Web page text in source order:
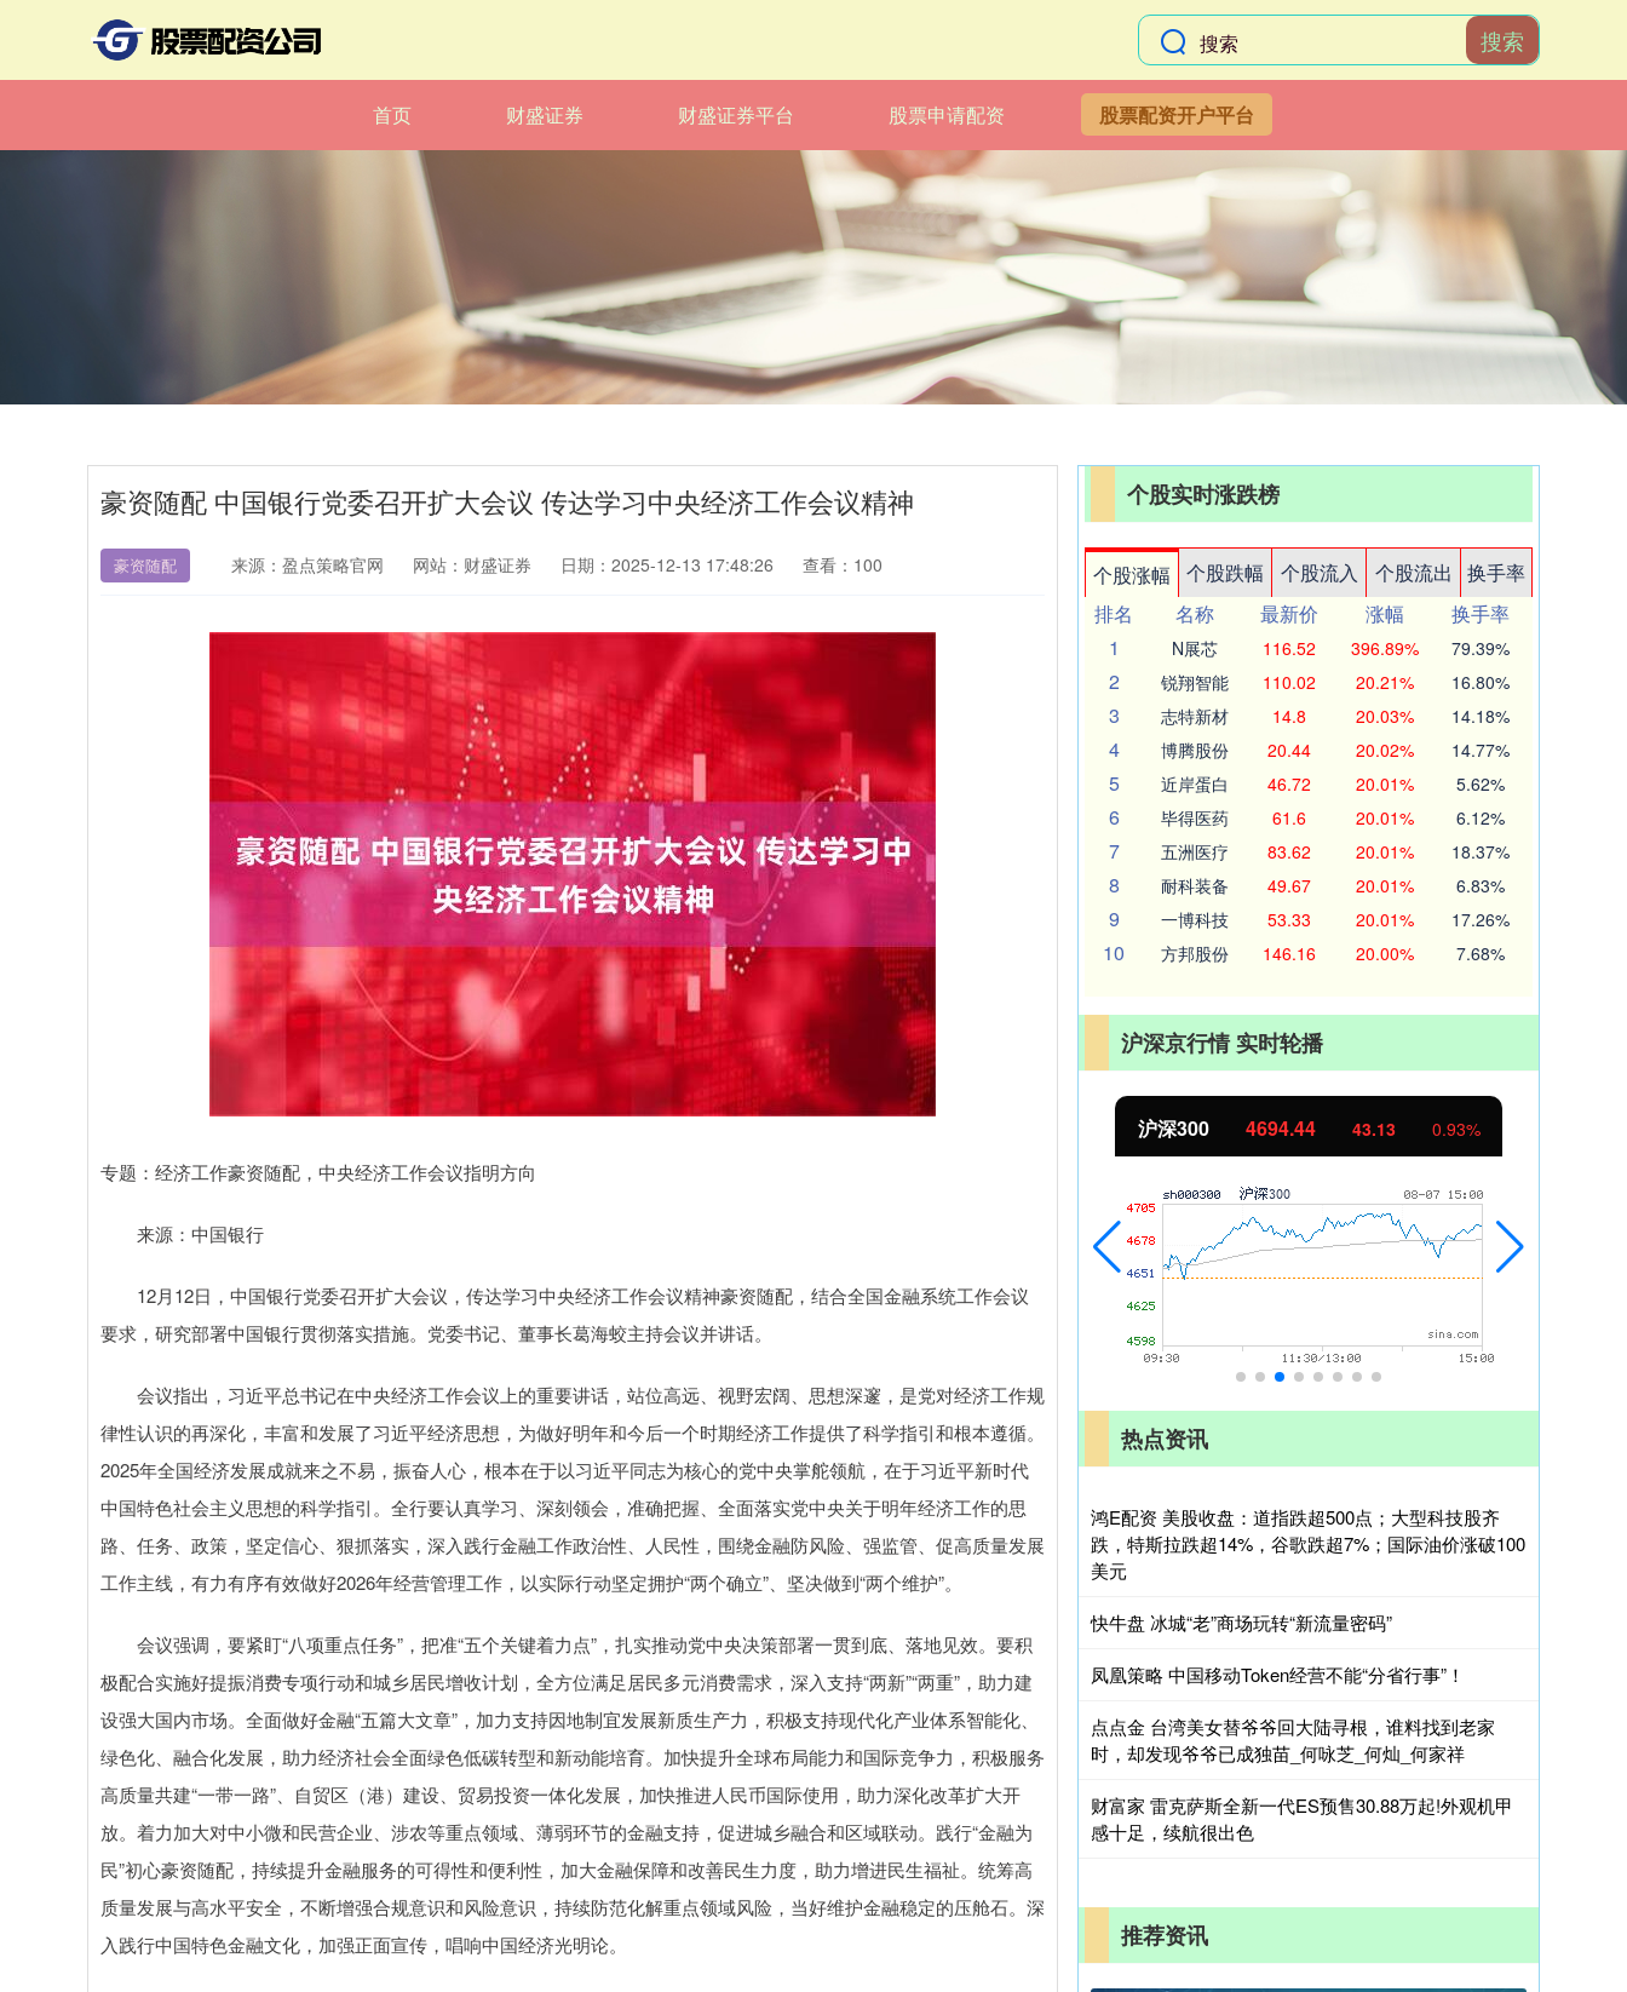
搜索
首页 财盛证券 财盛证券平台 股票申请配资 股票配资开户平台
豪资随配 中国银行党委召开扩大会议 传达学习中央经济工作会议精神
豪资随配 来源：盈点策略官网 网站：财盛证券 日期：2025-12-13 17:48:26 查看：100
专题：经济工作豪资随配，中央经济工作会议指明方向
来源：中国银行
12月12日，中国银行党委召开扩大会议，传达学习中央经济工作会议精神豪资随配，结合全国金融系统工作会议
要求，研究部署中国银行贯彻落实措施。党委书记、董事长葛海蛟主持会议并讲话。
会议指出，习近平总书记在中央经济工作会议上的重要讲话，站位高远、视野宏阔、思想深邃，是党对经济工作规
律性认识的再深化，丰富和发展了习近平经济思想，为做好明年和今后一个时期经济工作提供了科学指引和根本遵循。
2025年全国经济发展成就来之不易，振奋人心，根本在于以习近平同志为核心的党中央掌舵领航，在于习近平新时代
中国特色社会主义思想的科学指引。全行要认真学习、深刻领会，准确把握、全面落实党中央关于明年经济工作的思
路、任务、政策，坚定信心、狠抓落实，深入践行金融工作政治性、人民性，围绕金融防风险、强监管、促高质量发展
工作主线，有力有序有效做好2026年经营管理工作，以实际行动坚定拥护“两个确立”、坚决做到“两个维护”。
会议强调，要紧盯“八项重点任务”，把准“五个关键着力点”，扎实推动党中央决策部署一贯到底、落地见效。要积
极配合实施好提振消费专项行动和城乡居民增收计划，全方位满足居民多元消费需求，深入支持“两新”“两重”，助力建
设强大国内市场。全面做好金融“五篇大文章”，加力支持因地制宜发展新质生产力，积极支持现代化产业体系智能化、
绿色化、融合化发展，助力经济社会全面绿色低碳转型和新动能培育。加快提升全球布局能力和国际竞争力，积极服务
高质量共建“一带一路”、自贸区（港）建设、贸易投资一体化发展，加快推进人民币国际使用，助力深化改革扩大开
放。着力加大对中小微和民营企业、涉农等重点领域、薄弱环节的金融支持，促进城乡融合和区域联动。践行“金融为
民”初心豪资随配，持续提升金融服务的可得性和便利性，加大金融保障和改善民生力度，助力增进民生福祉。统筹高
质量发展与高水平安全，不断增强合规意识和风险意识，持续防范化解重点领域风险，当好维护金融稳定的压舱石。深
入践行中国特色金融文化，加强正面宣传，唱响中国经济光明论。
个股实时涨跌榜
个股涨幅 个股跌幅 个股流入 个股流出
换手率
排名
名称 最新价 涨幅
换手率
1
N展芯 116.52 396.89% 79.39%
2 锐翔智能 110.02 20.21% 16.80%
3 志特新材 14.8 20.03% 14.18%
4 博腾股份 20.44 20.02% 14.77%
5 近岸蛋白 46.72 20.01% 5.62%
6 毕得医药 61.6 20.01% 6.12%
7 五洲医疗 83.62 20.01% 18.37%
8 耐科装备 49.67 20.01% 6.83%
9 一博科技 53.33 20.01% 17.26%
10 方邦股份 146.16 20.00% 7.68%
沪深京行情 实时轮播
北证50 1134.24 11.37 1.01%
热点资讯
鸿E配资 美股收盘：道指跌超500点；大型科技股齐
跌，特斯拉跌超14%，谷歌跌超7%；国际油价涨破100
美元
快牛盘 冰城“老”商场玩转“新流量密码”
凤凰策略 中国移动Token经营不能“分省行事”！
点点金 台湾美女替爷爷回大陆寻根，谁料找到老家
时，却发现爷爷已成独苗_何咏芝_何灿_何家祥
财富家 雷克萨斯全新一代ES预售30.88万起!外观机甲
感十足，续航很出色
推荐资讯